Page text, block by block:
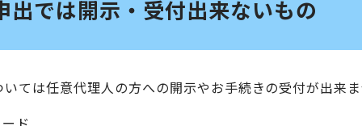
出では開示・受付出来ないもの
ては任意代理人の方への開示やお手続きの受付が出来